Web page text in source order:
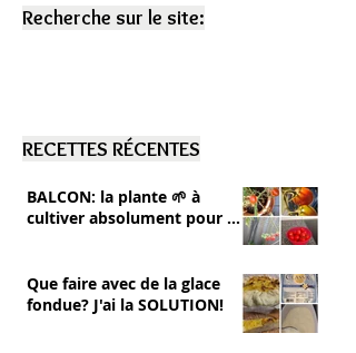
Recherche sur le site:
RECETTES RÉCENTES
BALCON: la plante 🌱 à
cultiver absolument pour se
Que faire avec de la glace
fondue? J'ai la SOLUTION!